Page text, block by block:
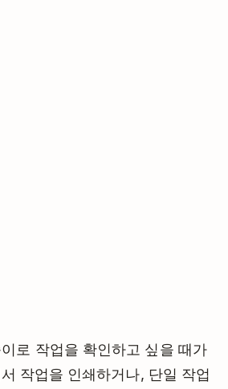
로 작업을 확인하고 싶을 때가
작업을 인쇄하거나, 단일 작업